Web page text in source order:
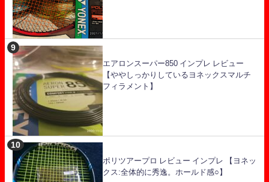
エアロンスーパー850 インプレ レビュー
【ややしっかりしているヨネックスマルチ
フィラメント】
ポリツアープロ レビュー インプレ 【ヨネッ
クス:全体的に秀逸。ホールド感○】